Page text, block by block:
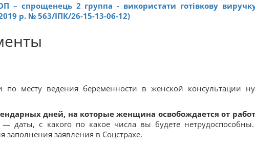
– спрощенець 2 группа - використати готівкову
р. № 563/ІПК/26-15-13-06-12)
по месту ведения беременности в женской консультации
дней, на которые женщина освобождается от
— даты, с какого по какое числа вы будете
заполнения заявления в Соцстрахе.